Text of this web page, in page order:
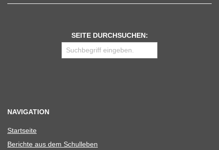
SEITE DURCHSUCHEN:
NAVIGATION
Start­seite
Berichte aus dem Schulleben